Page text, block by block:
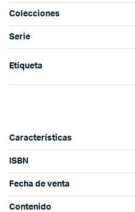
Colecciones
Serie
Etiqueta
Características
ISBN
Fecha de venta
Contenido